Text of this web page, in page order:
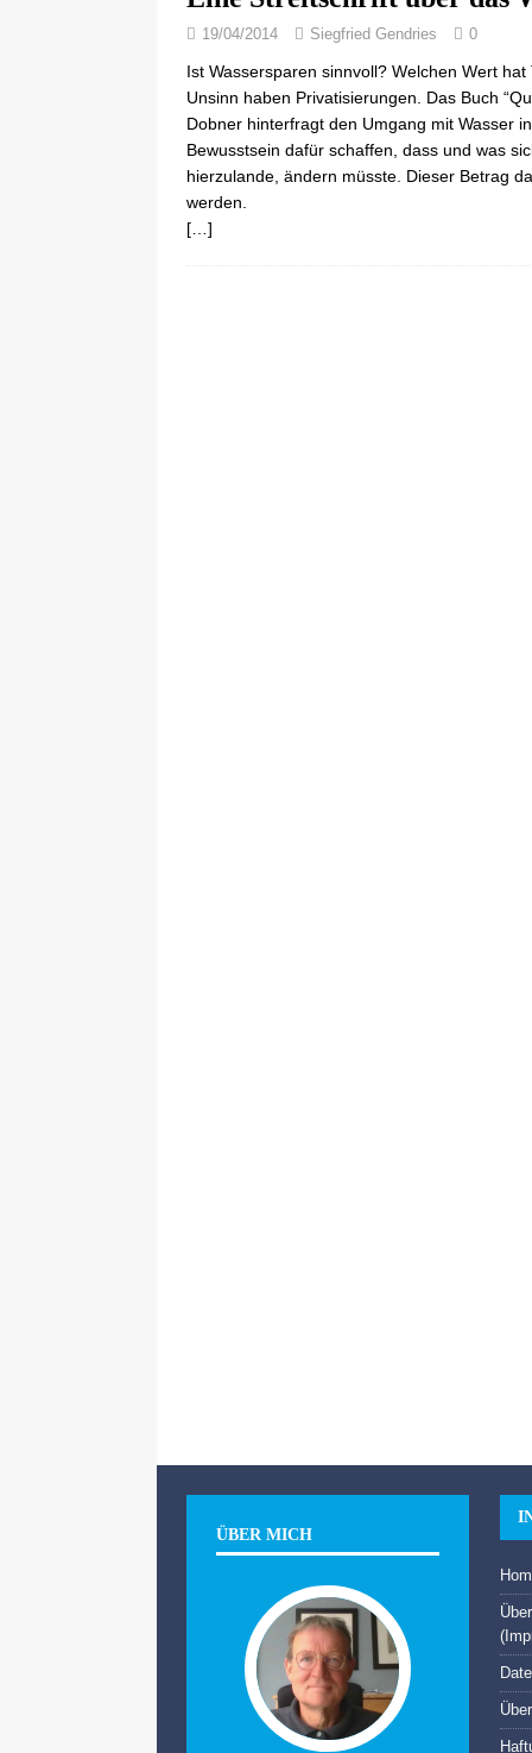
19/04/2014 Siegfried Gendries 0
Ist Wassersparen sinnvoll? Welchen Wert
Unsinn haben Privatisierungen. Das Buch
Dobner hinterfragt den Umgang mit Wasser
Bewusstsein dafür schaffen, dass und was
hierzulande, ändern müsste. Dieser Betrag
werden.
[…]
ÜBER MICH